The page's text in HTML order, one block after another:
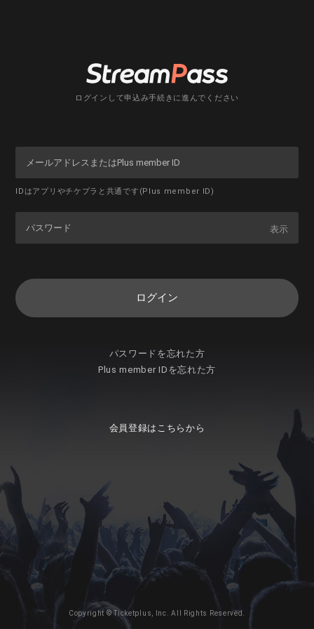
ログインして申込み手続きに進んでください
IDはアプリやチケプラと共通です(Plus member ID)
表示
パスワードを忘れた方
Plus member IDを忘れた方
会員登録はこちらから
Copyright © Ticketplus, Inc. All Rights Reserved.